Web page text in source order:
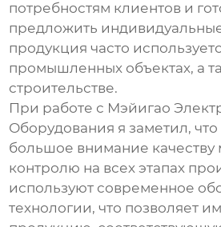
потребностям клиентов и
предложить
продукция часто
промышленных объектах, а
строительстве.
При работе с Мэйигао
Оборудования я заметил,
большое внимание качеству
контролю на всех этапах
используют современное
технологии, что позволяет